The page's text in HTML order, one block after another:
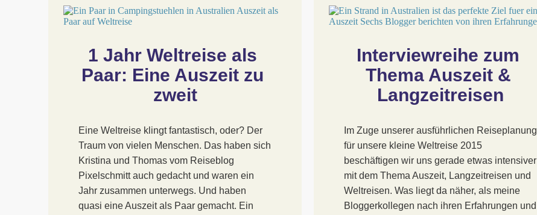
1 Jahr Weltreise als
Paar: Eine Auszeit zu
zweit
Eine Weltreise klingt fantastisch, oder? Der
Traum von vielen Menschen. Das haben sich
Kristina und Thomas vom Reiseblog
Pixelschmitt auch gedacht und waren ein
Jahr zusammen unterwegs. Und haben
quasi eine Auszeit als Paar gemacht. Ein
Interviewreihe zum
Thema Auszeit &
Langzeitreisen
Im Zuge unserer ausführlichen Reiseplanung
für unsere kleine Weltreise 2015
beschäftigen wir uns gerade etwas intensiver
mit dem Thema Auszeit, Langzeitreisen und
Weltreisen. Was liegt da näher, als meine
Bloggerkollegen nach ihren Erfahrungen und